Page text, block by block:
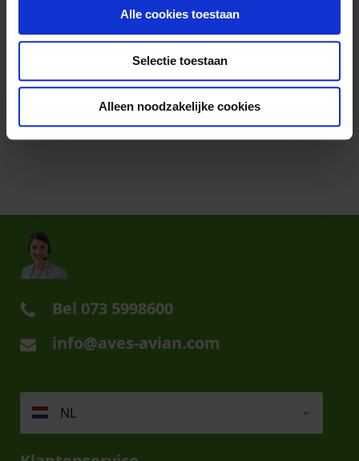
Alle cookies toestaan
Selectie toestaan
Alleen noodzakelijke cookies
Ruwe celstof 9,5%, Ruwe as 5,5%, Calcium 0,3%, Fosfor 1%,
500 g
Reviews
Bel 073 5998600
info@aves-avian.com
NL